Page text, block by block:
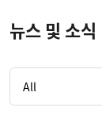
뉴스 및 소식
All